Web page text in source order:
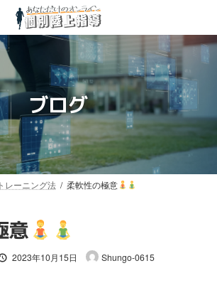
ブログ
トレーニング法 柔軟性の極意
意
最
2023年10月15日 Shungo-0615